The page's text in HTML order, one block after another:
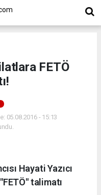
FETÖ
05.08.2016 - 15:13
Hayati Yazıcı
talimatı